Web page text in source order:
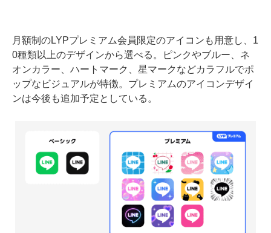
月額制のLYPプレミアム会員限定のアイコンも用意し、1
0種類以上のデザインから選べる。ピンクやブルー、ネ
オンカラー、ハートマーク、星マークなどカラフルでポ
ップなビジュアルが特徴。プレミアムのアイコンデザイ
ンは今後も追加予定としている。